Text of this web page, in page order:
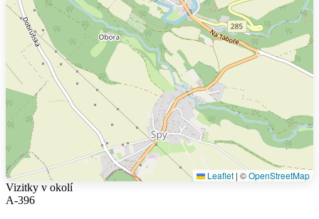
Leaflet | ©OpenStreetMap
Vizitky v okolí
A-396